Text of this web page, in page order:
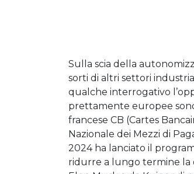
Sulla scia della
sorti di altri settori
qualche interrogativo
prettamente europee
francese CB (Cartes
Nazionale dei Mezzi di
2024 ha lanciato il
ridurre a lungo termine la